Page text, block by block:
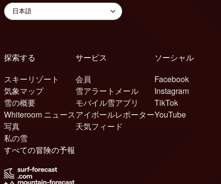
探索する
スキーリゾート
気象マップ
雪の概要
Whiteroom ニュース
写真
私の雪
サービス
会員
雪アラートメール
モバイル雪アプリ
アイボールレポーター
天気フィード
ソーシャル
Facebook
Instagram
TikTok
YouTube
すべての冒険の予報